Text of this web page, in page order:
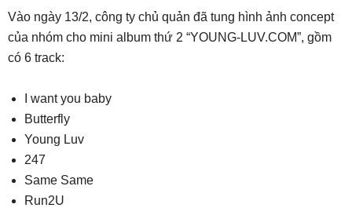
Vào ngày 13/2, công ty chủ quản đã tung hình ảnh concept
của nhóm cho mini album thứ 2 “YOUNG-LUV.COM”, gồm
có 6 track:
I want you baby
Butterfly
Young Luv
247
Same Same
Run2U